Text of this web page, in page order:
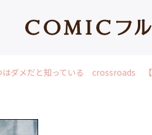
はダメだと知っている crossroads 【